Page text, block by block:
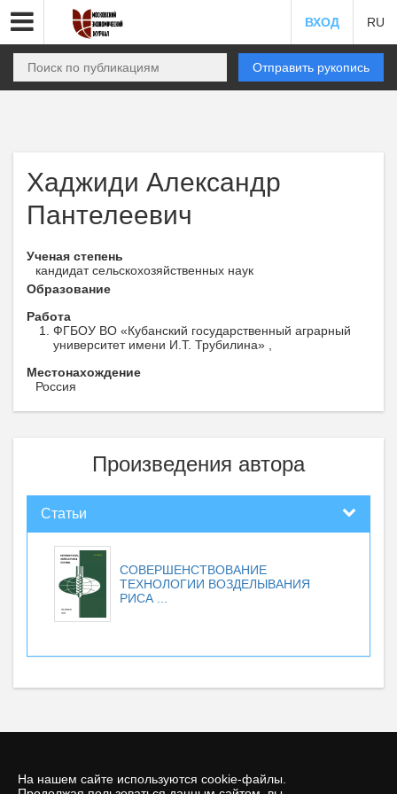
На нашем сайте используются cookie-файлы.
ВХОД RU
Отправить рукопись
Хаджиди Александр
Пантелеевич
Ученая степень
кандидат сельскохозяйственных наук
Образование
Работа
ФГБОУ ВО «Кубанский государственный аграрный
университет имени И.Т. Трубилина» ,
Местонахождение
Россия
Произведения автора
Статьи
СОВЕРШЕНСТВОВАНИЕ
ТЕХНОЛОГИИ ВОЗДЕЛЫВАНИЯ
РИСА ...